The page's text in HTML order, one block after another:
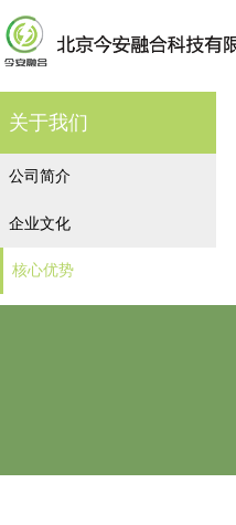
关于我们
公司简介
企业文化
核心优势